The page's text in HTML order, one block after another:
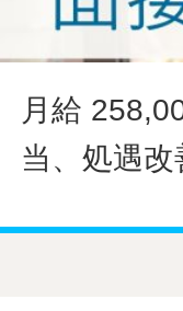
月給
当、処遇